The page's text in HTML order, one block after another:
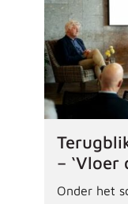
– ‘Vloer
Onder het